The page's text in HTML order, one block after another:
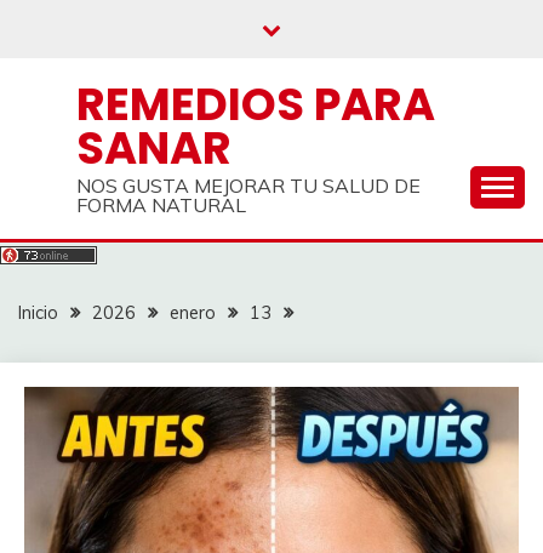
REMEDIOS PARA
SANAR
NOS GUSTA MEJORAR TU SALUD DE
FORMA NATURAL
Inicio 2026 enero 13